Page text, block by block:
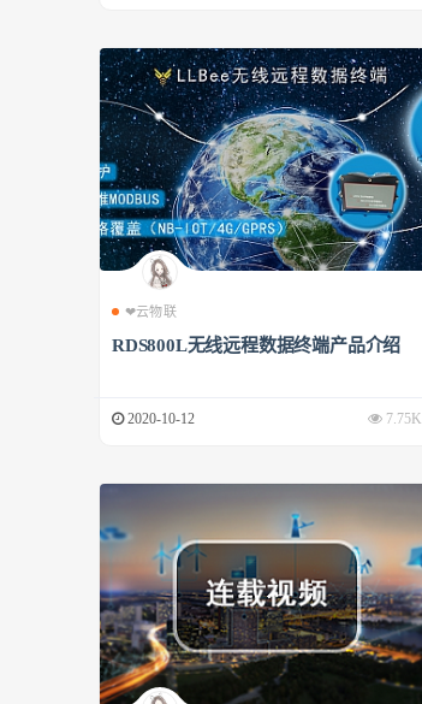
❤云物联
RDS800L无线远程数据终端产品介绍
2020-10-12 7.75K